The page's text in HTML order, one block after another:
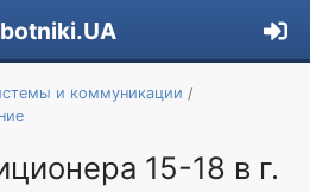
и коммуникации
15-18 в г.